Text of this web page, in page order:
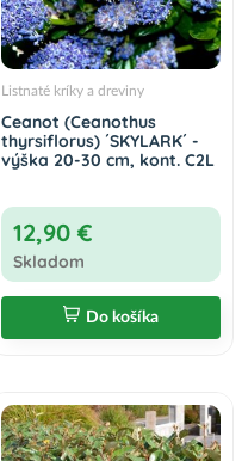
Listnaté kríky a dreviny
Ceanot (Ceanothus
thyrsiflorus) ´SKYLARK´ -
výška 20-30 cm, kont. C2L
12,90 €
Skladom
Do košíka